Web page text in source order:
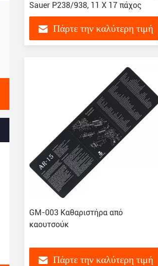
Sauer P238/938, 11 X 17 πάχος
Πάρτε την καλύτερη τιμή
GM-003 Καθαριστήρα από
καουτσούκ
Πάρτε την καλύτερη τιμή